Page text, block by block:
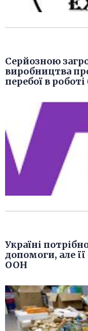
Серйозною
виробництва
перебої в роботі
Україні
допомоги, але
ООН